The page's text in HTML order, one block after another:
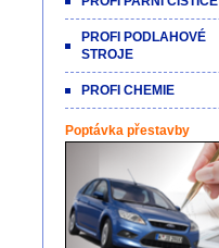
PROFI PODLAHOVÉ
STROJE
PROFI CHEMIE
Poptávka přestavby